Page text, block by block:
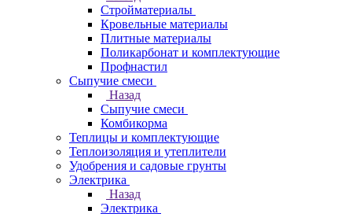
Стройматериалы
Кровельные материалы
Плитные материалы
Поликарбонат и комплектующие
Профнастил
Сыпучие смеси
Назад
Сыпучие смеси
Комбикорма
Теплицы и комплектующие
Теплоизоляция и утеплители
Удобрения и садовые грунты
Электрика
Назад
Электрика